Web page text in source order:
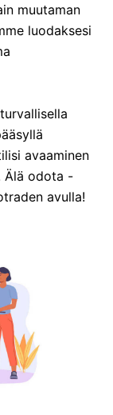
muutaman
luodaksesi
avaaminen
Älä odota -
avulla!